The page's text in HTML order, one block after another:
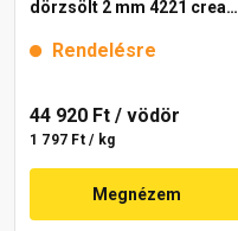
dörzsölt 2 mm 4221 cream
Rendelésre
44 920 Ft / vödör
1 797 Ft / kg
Megnézem